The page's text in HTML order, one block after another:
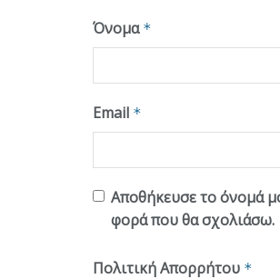
Όνομα *
Email *
Αποθήκευσε το όνομά
φορά που θα σχολιάσω.
Πολιτική Απορρήτου *